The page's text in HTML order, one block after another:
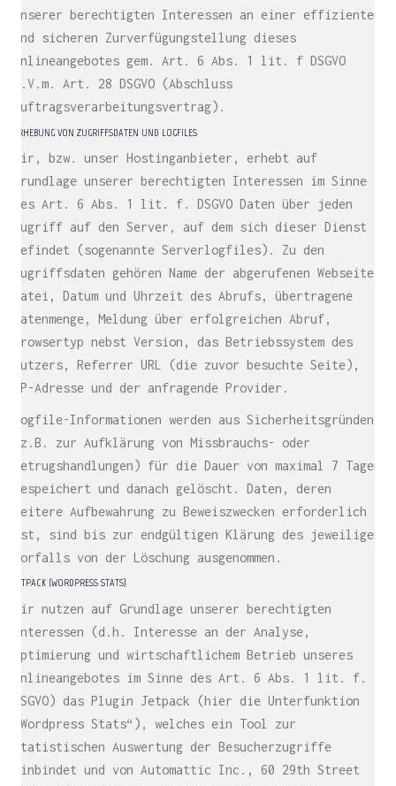
unserer berechtigten Interessen an einer effizienten
und sicheren Zurverfügungstellung dieses
Onlineangebotes gem. Art. 6 Abs. 1 lit. f DSGVO
i.V.m. Art. 28 DSGVO (Abschluss
Auftragsverarbeitungsvertrag).
ERHEBUNG VON ZUGRIFFSDATEN UND LOGFILES
Wir, bzw. unser Hostinganbieter, erhebt auf
Grundlage unserer berechtigten Interessen im Sinne
des Art. 6 Abs. 1 lit. f. DSGVO Daten über jeden
Zugriff auf den Server, auf dem sich dieser Dienst
befindet (sogenannte Serverlogfiles). Zu den
Zugriffsdaten gehören Name der abgerufenen Webseite,
Datei, Datum und Uhrzeit des Abrufs, übertragene
Datenmenge, Meldung über erfolgreichen Abruf,
Browsertyp nebst Version, das Betriebssystem des
Nutzers, Referrer URL (die zuvor besuchte Seite),
IP-Adresse und der anfragende Provider.
Logfile-Informationen werden aus Sicherheitsgründen
(z.B. zur Aufklärung von Missbrauchs- oder
Betrugshandlungen) für die Dauer von maximal 7 Tagen
gespeichert und danach gelöscht. Daten, deren
weitere Aufbewahrung zu Beweiszwecken erforderlich
ist, sind bis zur endgültigen Klärung des jeweiligen
Vorfalls von der Löschung ausgenommen.
JETPACK (WORDPRESS STATS)
Wir nutzen auf Grundlage unserer berechtigten
Interessen (d.h. Interesse an der Analyse,
Optimierung und wirtschaftlichem Betrieb unseres
Onlineangebotes im Sinne des Art. 6 Abs. 1 lit. f.
DSGVO) das Plugin Jetpack (hier die Unterfunktion
„Wordpress Stats“), welches ein Tool zur
statistischen Auswertung der Besucherzugriffe
einbindet und von Automattic Inc., 60 29th Street